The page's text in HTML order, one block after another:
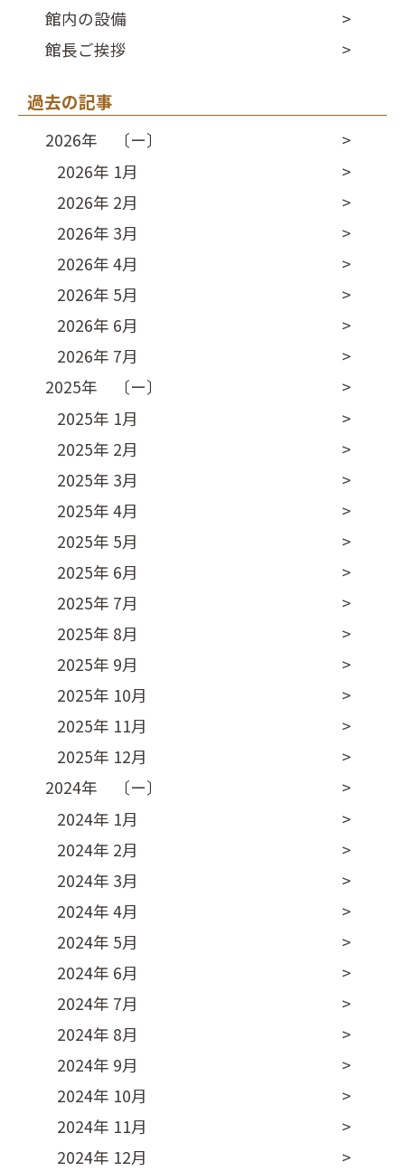
館内の設備
館長ご挨拶
過去の記事
2026年 〔ー〕
2026年 1月
2026年 2月
2026年 3月
2026年 4月
2026年 5月
2026年 6月
2026年 7月
2025年 〔ー〕
2025年 1月
2025年 2月
2025年 3月
2025年 4月
2025年 5月
2025年 6月
2025年 7月
2025年 8月
2025年 9月
2025年 10月
2025年 11月
2025年 12月
2024年 〔ー〕
2024年 1月
2024年 2月
2024年 3月
2024年 4月
2024年 5月
2024年 6月
2024年 7月
2024年 8月
2024年 9月
2024年 10月
2024年 11月
2024年 12月